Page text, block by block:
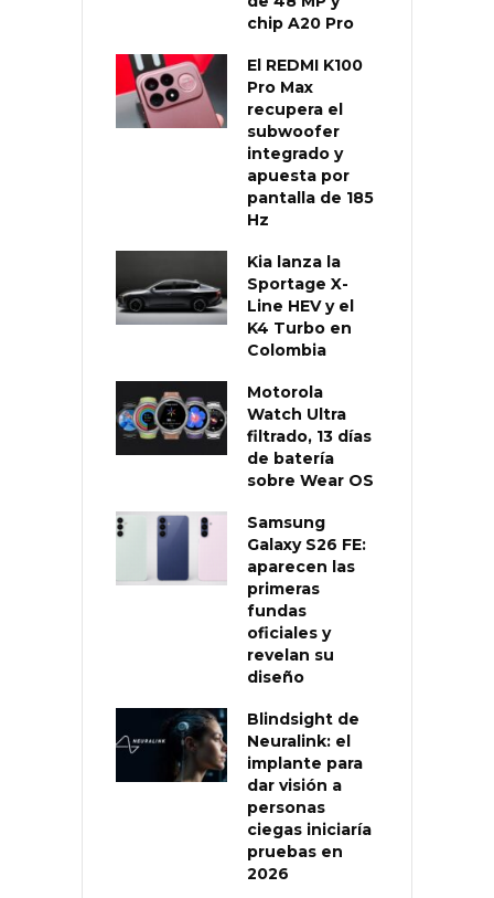
chip A20 Pro
El REDMI K100
Pro Max
recupera el
subwoofer
integrado y
apuesta por
pantalla de 185
Hz
Kia lanza la
Sportage X-
Line HEV y el
K4 Turbo en
Colombia
Motorola
Watch Ultra
filtrado, 13 días
de batería
sobre Wear OS
Samsung
Galaxy S26 FE:
aparecen las
primeras
fundas
oficiales y
revelan su
diseño
Blindsight de
Neuralink: el
implante para
dar visión a
personas
ciegas iniciaría
pruebas en
2026